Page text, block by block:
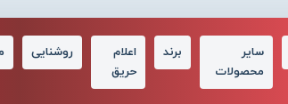
سایر
محصولات
برند
اعلام
حریق
روشنایی